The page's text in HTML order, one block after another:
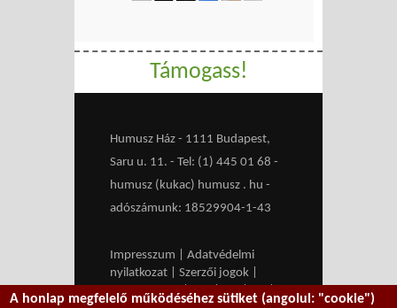
Támogass!
Humusz Ház - 1111 Budapest,
Saru u. 11. - Tel: (1) 445 01 68 -
humusz (kukac) humusz . hu -
adószámunk: 18529904-1-43
Impresszum
Adatvédelmi
nyilatkozat
Szerzői jogok
Médiaajánlat
RSS HU| EN
A honlap megfelelő működéséhez sütiket (angolul: "cookie")